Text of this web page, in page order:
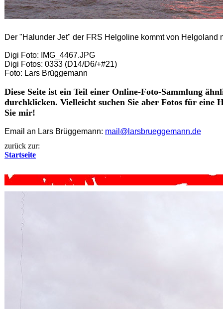
Der "Halunder Jet" der FRS Helgoline kommt von
Digi Foto: IMG_4467.JPG
Digi Fotos: 0333 (D14/D6/+#21)
Foto: Lars Brüggemann
Diese Seite ist ein Teil einer Online-Foto-Sammlung
durchklicken. Vielleicht suchen Sie aber Fotos für eine
Sie mir!
Email an Lars Brüggemann: mail@larsbrueggemann.de
zurück zur:
Startseite